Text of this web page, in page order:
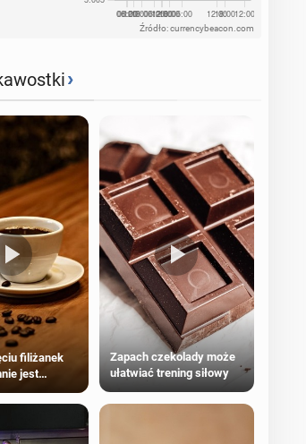
Źródło: currencybeacon.com
›
filiżanek
jest
Zapach czekolady może
ułatwiać trening siłowy